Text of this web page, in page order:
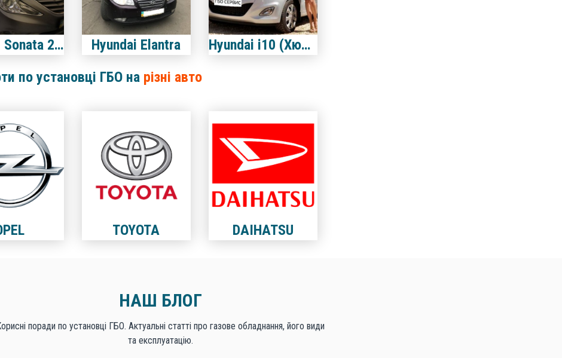
Hyundai Sonata 2.0 2012 Hyundai Elantra
Hyundai i10 (Хюндай i10)
по установці ГБО на різні авто
TOYOTA DAIHATSU
НАШ БЛОГ
поради по установці ГБО. Актуальні статті про газове обладнання, його види
та експлуатацію.